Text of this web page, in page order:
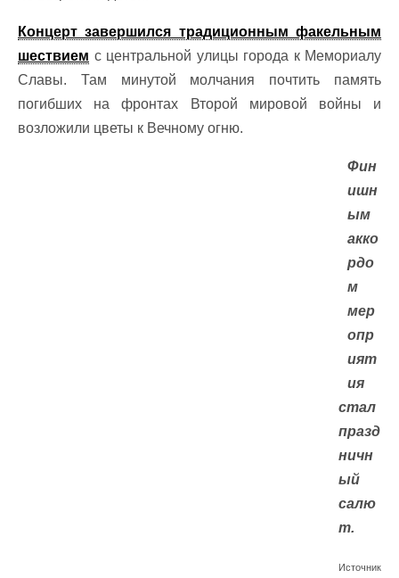
Концерт завершился традиционным факельным
шествием с центральной улицы города к Мемориалу
Славы. Там минутой молчания почтить память
погибших на фронтах Второй мировой войны и
возложили цветы к Вечному огню.
Фин
ишн
ым
акко
рдо
м
мер
опр
ият
ия
стал
празд
ничн
ый
салю
т.
Источник